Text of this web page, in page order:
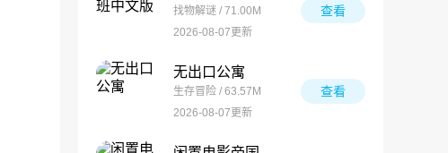
找物解谜 / 71.00M
2026-08-07更新
查看
无出口公寓
生存冒险 / 63.57M
2026-08-07更新
查看